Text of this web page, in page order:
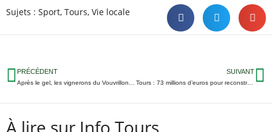
Sujets : Sport, Tours, Vie locale
PRÉCÉDENT SUIVANT
Tours : 73 millions d’euros pour reconstruire et rénover 11 écoles
À lire sur Info Tours